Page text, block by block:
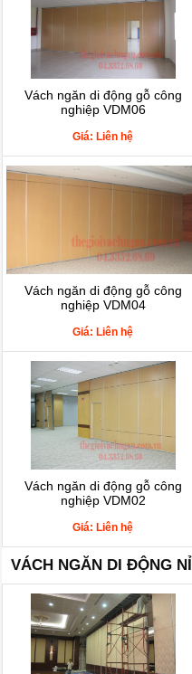
Vách ngăn di động gỗ công
nghiệp VDM06
Giá: Liên hệ
Vách ngăn di động gỗ công
nghiệp VDM04
Giá: Liên hệ
Vách ngăn di động gỗ công
nghiệp VDM02
Giá: Liên hệ
VÁCH NGĂN DI ĐỘNG NỈ